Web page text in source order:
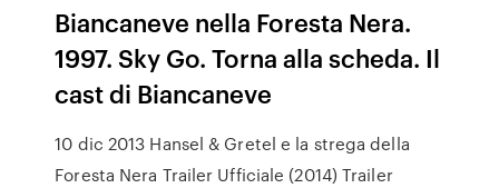
Biancaneve nella Foresta Nera.
1997. Sky Go. Torna alla scheda. Il
cast di Biancaneve
10 dic 2013 Hansel & Gretel e la strega della
Foresta Nera Trailer Ufficiale (2014) Trailer